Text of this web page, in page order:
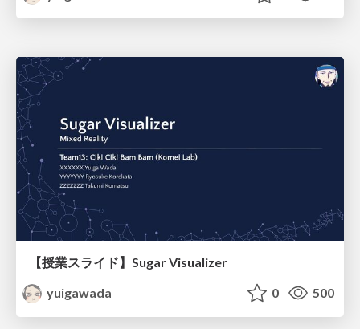
【授業スライド】Sugar Visualizer
yuigawada
0 500